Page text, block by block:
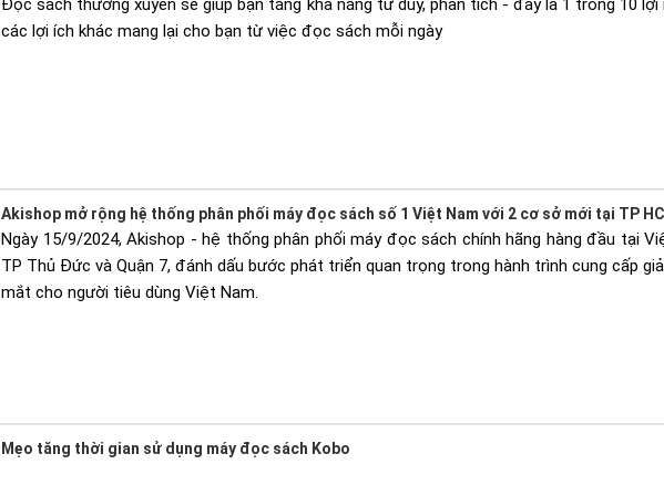
Đọc sách thường xuyên sẽ giúp bạn tăng khả năng tư duy, phân tích - đây là 1 trong 10
các lợi ích khác mang lại cho bạn từ việc đọc sách mỗi ngày
Akishop mở rộng hệ thống phân phối máy đọc sách số 1 Việt Nam với 2 cơ sở mới tại TP
Ngày 15/9/2024, Akishop - hệ thống phân phối máy đọc sách chính hãng hàng đầu tại
TP Thủ Đức và Quận 7, đánh dấu bước phát triển quan trọng trong hành trình cung cấp
mắt cho người tiêu dùng Việt Nam.
Mẹo tăng thời gian sử dụng máy đọc sách Kobo